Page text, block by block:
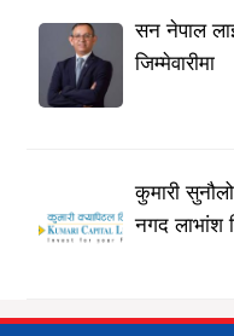
सन नेपाल
जिम्मेवारीमा
कुमारी
नगद लाभांश